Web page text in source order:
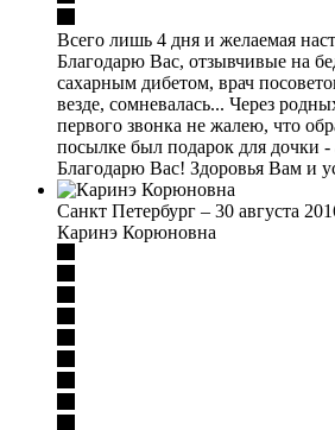
Всего лишь 4 дня и желаемая
Благодарю Вас, отзывчивые на
сахарным дибетом, врач
везде, сомневалась... Через
первого звонка не жалею, что
посылке был подарок для дочки -
Благодарю Вас! Здоровья Вам и
Санкт Петербург – 30 августа
Каринэ Корюновна